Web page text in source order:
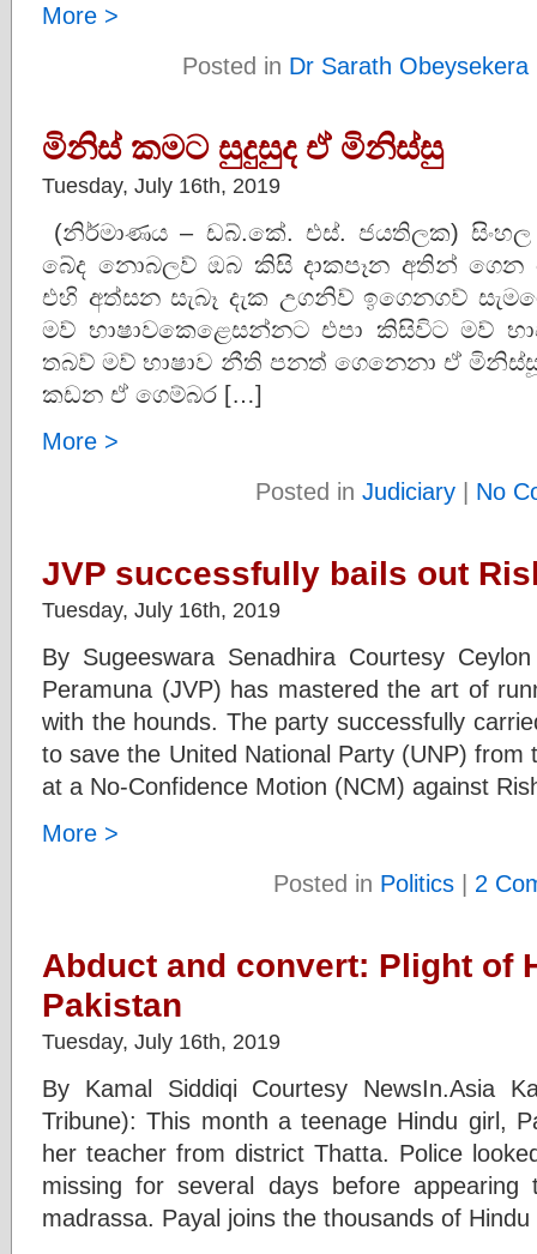
More >
Posted in Dr Sarath Obeysekera
මිනිස් කමට සුදුසුද ඒ මිනිස්සු
Tuesday, July 16th, 2019
(නිර්මාණය – ඩබ්.කේ. එස්. ජයතිලක)
බේද නොබලව් ඔබ කිසි දාකපෑන අතින්
එහි අත්සන සැබෑ දැක උගනිව් ඉගෙනගව්
මව් භාෂාවකෙළෙසන්නට එපා කිසිවිට මව්
තබව් මව් භාෂාව නීති පනත් ගෙනෙනා ඒ
කඩන ඒ ගෙම්බර […]
More >
Posted in Judiciary | No
JVP successfully bails out
Tuesday, July 16th, 2019
By Sugeeswara Senadhira Courtesy
Peramuna (JVP) has mastered the art of
with the hounds. The party successfully
to save the United National Party (UNP)
at a No-Confidence Motion (NCM) against
More >
Posted in Politics | 2
Abduct and convert: Plight of
Pakistan
Tuesday, July 16th, 2019
By Kamal Siddiqi Courtesy NewsIn.Asia
Tribune): This month a teenage Hindu girl,
her teacher from district Thatta. Police
missing for several days before
madrassa. Payal joins the thousands of